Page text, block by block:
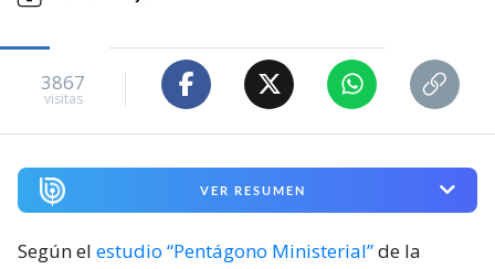
3867
visitas
VER RESUMEN
Según el estudio “Pentágono Ministerial”de la